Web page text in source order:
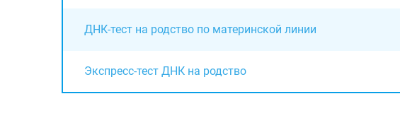
ДНК-тест на родство по материнской линии
Экспресс-тест ДНК на родство